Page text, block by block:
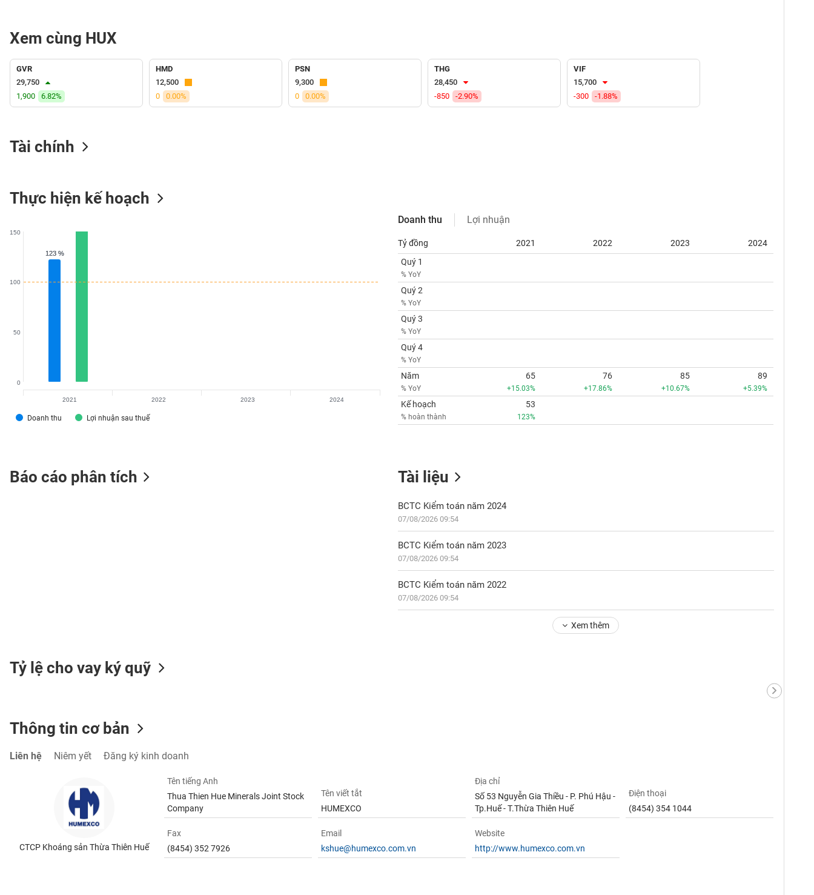
Xem cùng HUX
GVR
29,750
1,900
6.82%
HMD
12,500
0
0.00%
PSN
9,300
0
0.00%
THG
28,450
-850
-2.90%
VIF
15,700
-300
-1.88%
Tài chính
Thực hiện kế hoạch
123 %
123 %
Doanh thu Lợi nhuận sau thuế
0
50
100
150
2021 2022 2023 2024
Doanh thu Lợi nhuận
Tỷ đồng 2021 2022 2023
2024
Quý 1
% YoY
Quý 2
% YoY
Quý 3
% YoY
Quý 4
% YoY
Năm
% YoY
65
+15.03%
76
+17.86%
85
+10.67%
89
+5.39%
Kế hoạch
% hoàn thành
53
123%
Báo cáo phân tích Tài liệu
BCTC Kiểm toán năm 2024
07/08/2026 09:54
BCTC Kiểm toán năm 2023
07/08/2026 09:54
BCTC Kiểm toán năm 2022
07/08/2026 09:54
Xem thêm
Tỷ lệ cho vay ký quỹ
Thông tin cơ bản
Liên hệ Niêm yết Đăng ký kinh doanh
CTCP Khoáng sản Thừa Thiên Huế
Tên tiếng Anh
Thua Thien Hue Minerals Joint Stock
Company
Tên viết tắt
HUMEXCO
Địa chỉ
Số 53 Nguyễn Gia Thiều - P. Phú Hậu -
Tp.Huế - T.Thừa Thiên Huế
Điện thoại
(8454) 354 1044
Fax
(8454) 352 7926
Email
kshue@humexco.com.vn
Website
http://www.humexco.com.vn
Ngành
(-)
VS-
SECTOR
DÙNG
KHỎE
CHÍNH